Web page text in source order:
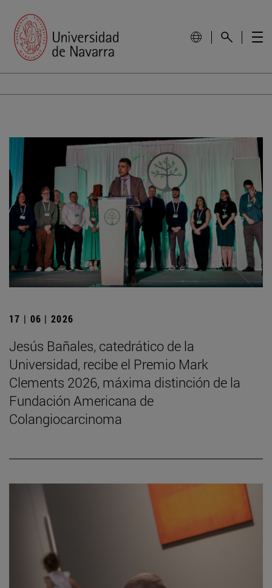
17 | 06 | 2026
Jesús Bañales, catedrático de la
Universidad, recibe el Premio Mark
Clements 2026, máxima distinción de la
Fundación Americana de
Colangiocarcinoma